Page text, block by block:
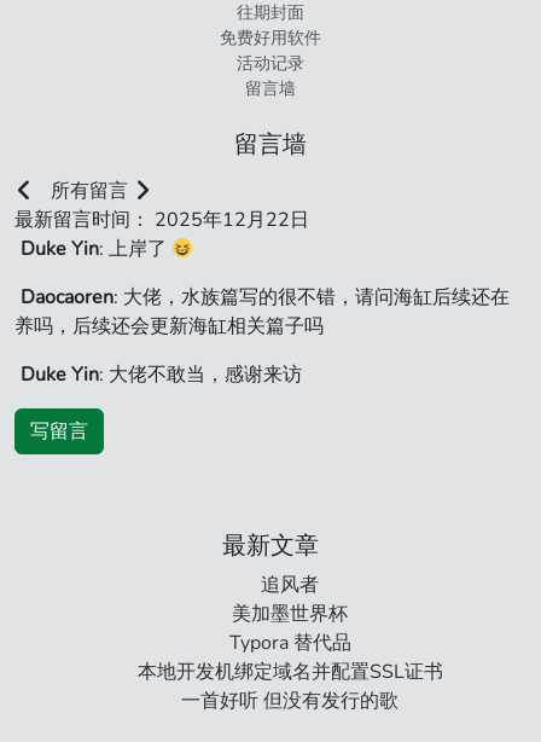
往期封面
免费好用软件
活动记录
留言墙
留言墙
所有留言
最新留言时间： 2025年12月22日
Duke Yin: 上岸了
Daocaoren: 大佬，水族篇写的很不错，请问海缸后续还在
养吗，后续还会更新海缸相关篇子吗
Duke Yin: 大佬不敢当，感谢来访
写留言
最新文章
追风者
美加墨世界杯
Typora 替代品
本地开发机绑定域名并配置SSL证书
一首好听 但没有发行的歌